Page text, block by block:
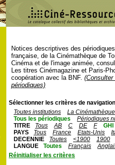
Notices descriptives des
française, de la Cinémathèque de
Cinéma et de l'image animée,
Les titres Cinémagazine et Paris-
coopération avec la BNF.
périodiques)
Sélectionner les critères de
Toutes institutions
La
Tous les périodiques
Périodiques
TITRE
Tous AB C DE F
GHI
PAYS
Tous France Etats-Unis
DECENNIE
Toutes <1900
1900
LANGUE
Toutes Français
Réinitialiser les critères